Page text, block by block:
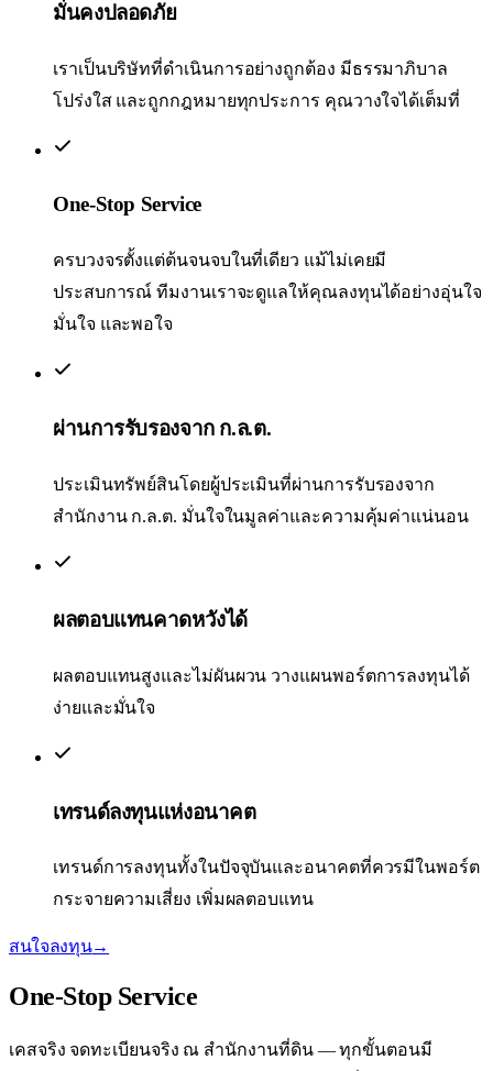
มั่นคงปลอดภัย
เราเป็นบริษัทที่ดำเนินการอย่างถูกต้อง มีธรรมาภิบาล
โปร่งใส และถูกกฎหมายทุกประการ คุณวางใจได้เต็มที่
One-Stop Service
ครบวงจรตั้งแต่ต้นจนจบในที่เดียว แม้ไม่เคยมี
ประสบการณ์ ทีมงานเราจะดูแลให้คุณลงทุนได้อย่างอุ่นใจ
มั่นใจ และพอใจ
ผ่านการรับรองจาก ก.ล.ต.
ประเมินทรัพย์สินโดยผู้ประเมินที่ผ่านการรับรองจาก
สำนักงาน ก.ล.ต. มั่นใจในมูลค่าและความคุ้มค่าแน่นอน
ผลตอบแทนคาดหวังได้
ผลตอบแทนสูงและไม่ผันผวน วางแผนพอร์ตการลงทุนได้
ง่ายและมั่นใจ
เทรนด์ลงทุนแห่งอนาคต
เทรนด์การลงทุนทั้งในปัจจุบันและอนาคตที่ควรมีในพอร์ต
กระจายความเสี่ยง เพิ่มผลตอบแทน
สนใจลงทุน→
One-Stop Service
เคสจริง จดทะเบียนจริง ณ สำนักงานที่ดิน — ทุกขั้นตอนมี